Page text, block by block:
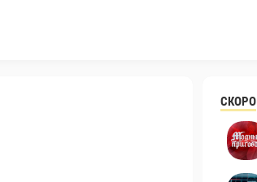
СКОРО